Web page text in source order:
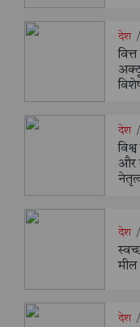
देश /
देश /
और
देश /
मील
देश /